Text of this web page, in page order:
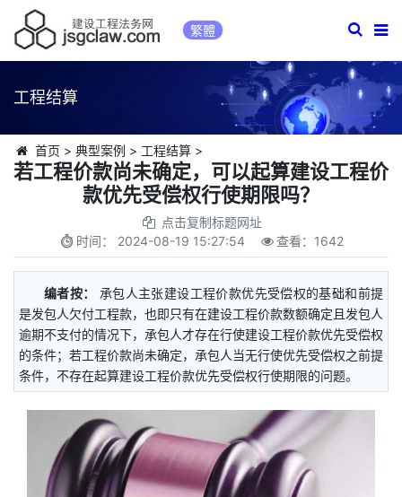
繁體
工程结算
首页 > 典型案例 > 工程结算>
若工程价款尚未确定，可以起算建设工程价
款优先受偿权行使期限吗？
点击复制标题网址
时间： 2024-08-19 15:27:54 查看： 1642
编者按：
承包人主张建设工程价款优先受偿权的基础和前提
是发包人欠付工程款，也即只有在建设工程价款数额确定且发包人
逾期不支付的情况下，承包人才存在行使建设工程价款优先受偿权
的条件；若工程价款尚未确定，承包人当无行使优先受偿权之前提
条件，不存在起算建设工程价款优先受偿权行使期限的问题。